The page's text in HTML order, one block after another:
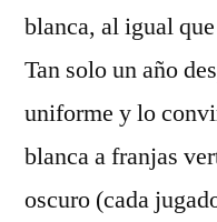
blanca, al igual
Tan solo un año
uniforme y lo
blanca a franjas
oscuro (cada